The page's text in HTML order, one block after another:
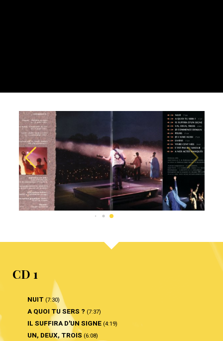
CD 1
NUIT (7:30)
A QUOI TU SERS ? (7:37)
IL SUFFIRA D'UN SIGNE (4:19)
UN, DEUX, TROIS (6:08)